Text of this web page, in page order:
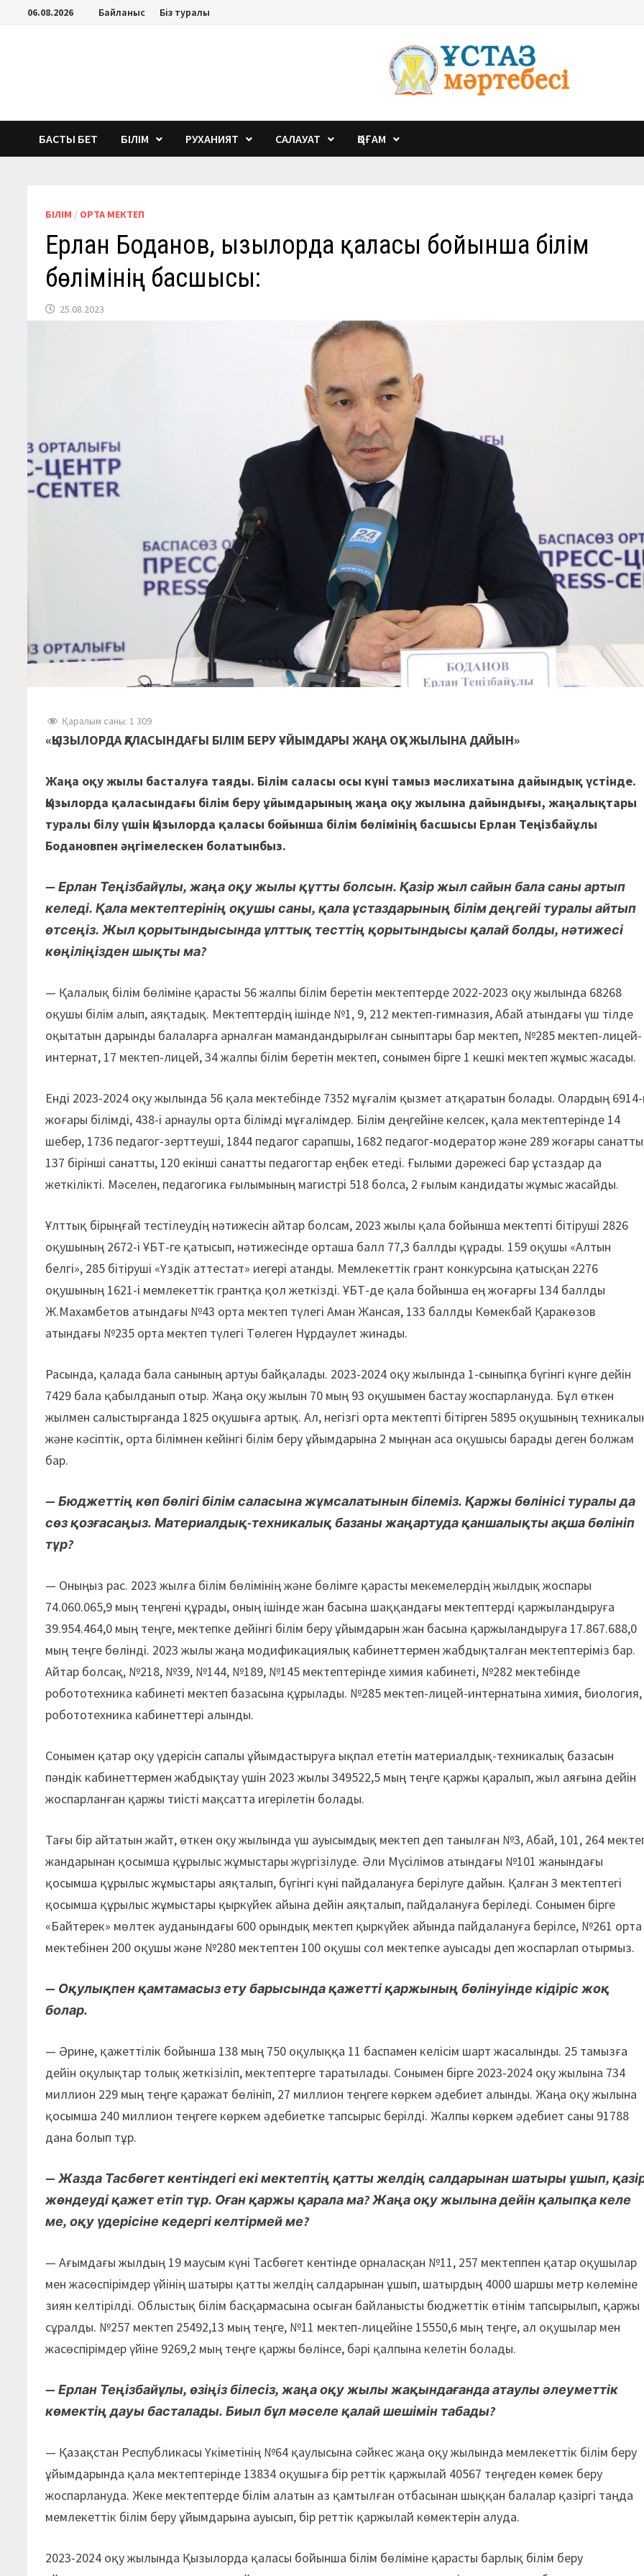
Перейти06.08.2026 Байланыс Біз туралы
БАСТЫ БЕТ БІЛІМ РУХАНИЯТ САЛАУАТ ҚОҒАМ
БІЛІМ / ОРТА МЕКТЕП
Ерлан Боданов, Қызылорда қаласы бойынша білім
бөлімінің басшысы:
25.08.2023
Қаралым саны: 1 309
«ҚЫЗЫЛОРДА ҚАЛАСЫНДАҒЫ БІЛІМ БЕРУ ҰЙЫМДАРЫ ЖАҢА ОҚУ ЖЫЛЫНА ДАЙЫН»
Жаңа оқу жылы басталуға таяды. Білім саласы осы күні тамыз мәслихатына дайындық үстінде.
Қызылорда қаласындағы білім беру ұйымдарының жаңа оқу жылына дайындығы, жаңалықтары
туралы білу үшін Қызылорда қаласы бойынша білім бөлімінің басшысы Ерлан Теңізбайұлы
Бодановпен әңгімелескен болатынбыз.
— Ерлан Теңізбайұлы, жаңа оқу жылы құтты болсын. Қазір жыл сайын бала саны артып
келеді. Қала мектептерінің оқушы саны, қала ұстаздарының білім деңгейі туралы айтып
өтсеңіз. Жыл қорытындысында ұлттық тесттің қорытындысы қалай болды, нәтижесі
көңіліңізден шықты ма?
— Қалалық білім бөліміне қарасты 56 жалпы білім беретін мектептерде 2022-2023 оқу жылында 68268
оқушы білім алып, аяқтадық. Мектептердің ішінде №1, 9, 212 мектеп-гимназия, Абай атындағы үш тілде
оқытатын дарынды балаларға арналған мамандандырылған сыныптары бар мектеп, №285 мектеп-лицей-
интернат, 17 мектеп-лицей, 34 жалпы білім беретін мектеп, сонымен бірге 1 кешкі мектеп жұмыс жасады.
Енді 2023-2024 оқу жылында 56 қала мектебінде 7352 мұғалім қызмет атқаратын болады. Олардың
жоғары білімді, 438-і арнаулы орта білімді мұғалімдер. Білім деңгейіне келсек, қала мектептерінде 14
шебер, 1736 педагог-зерттеуші, 1844 педагог сарапшы, 1682 педагог-модератор және 289 жоғары
137 бірінші санатты, 120 екінші санатты педагогтар еңбек етеді. Ғылыми дәрежесі бар ұстаздар да
жеткілікті. Мәселен, педагогика ғылымының магистрі 518 болса, 2 ғылым кандидаты жұмыс жасайды.
Ұлттық бірыңғай тестілеудің нәтижесін айтар болсам, 2023 жылы қала бойынша мектепті бітіруші 2826
оқушының 2672-і ҰБТ-ге қатысып, нәтижесінде орташа балл 77,3 баллды құрады. 159 оқушы «Алтын
белгі», 285 бітіруші «Үздік аттестат» иегері атанды. Мемлекеттік грант конкурсына қатысқан 2276
оқушының 1621-і мемлекеттік грантқа қол жеткізді. ҰБТ-де қала бойынша ең жоғарғы 134 баллды
Ж.Махамбетов атындағы №43 орта мектеп түлегі Аман Жансая, 133 баллды Көмекбай Қаракөзов
атындағы №235 орта мектеп түлегі Төлеген Нұрдаулет жинады.
Расында, қалада бала санының артуы байқалады. 2023-2024 оқу жылында 1-сыныпқа бүгінгі күнге дейін
7429 бала қабылданып отыр. Жаңа оқу жылын 70 мың 93 оқушымен бастау жоспарлануда. Бұл өткен
жылмен салыстырғанда 1825 оқушыға артық. Ал, негізгі орта мектепті бітірген 5895 оқушының
және кәсіптік, орта білімнен кейінгі білім беру ұйымдарына 2 мыңнан аса оқушысы барады деген болжам
бар.
— Бюджеттің көп бөлігі білім саласына жұмсалатынын білеміз. Қаржы бөлінісі туралы да
сөз қозғасаңыз. Материалдық-техникалық базаны жаңартуда қаншалықты ақша бөлініп
тұр?
— Оныңыз рас. 2023 жылға білім бөлімінің және бөлімге қарасты мекемелердің жылдық жоспары
74.060.065,9 мың теңгені құрады, оның ішінде жан басына шаққандағы мектептерді қаржыландыруға
39.954.464,0 мың теңге, мектепке дейінгі білім беру ұйымдарын жан басына қаржыландыруға 17.867.688,0
мың теңге бөлінді. 2023 жылы жаңа модификациялық кабинеттермен жабдықталған мектептеріміз бар.
Айтар болсақ, №218, №39, №144, №189, №145 мектептерінде химия кабинеті, №282 мектебінде
робототехника кабинеті мектеп базасына құрылады. №285 мектеп-лицей-интернатына химия, биология,
робототехника кабинеттері алынды.
Сонымен қатар оқу үдерісін сапалы ұйымдастыруға ықпал ететін материалдық-техникалық базасын
пәндік кабинеттермен жабдықтау үшін 2023 жылы 349522,5 мың теңге қаржы қаралып, жыл аяғына дейін
жоспарланған қаржы тиісті мақсатта игерілетін болады.
Тағы бір айтатын жайт, өткен оқу жылында үш ауысымдық мектеп деп танылған №3, Абай, 101, 264
жандарынан қосымша құрылыс жұмыстары жүргізілуде. Әли Мүсілімов атындағы №101 жанындағы
қосымша құрылыс жұмыстары аяқталып, бүгінгі күні пайдалануға берілуге дайын. Қалған 3 мектептегі
қосымша құрылыс жұмыстары қыркүйек айына дейін аяқталып, пайдалануға беріледі. Сонымен бірге
«Байтерек» мөлтек ауданындағы 600 орындық мектеп қыркүйек айында пайдалануға берілсе, №261 орта
мектебінен 200 оқушы және №280 мектептен 100 оқушы сол мектепке ауысады деп жоспарлап отырмыз.
— Оқулықпен қамтамасыз ету барысында қажетті қаржының бөлінуінде кідіріс жоқ
болар.
— Әрине, қажеттілік бойынша 138 мың 750 оқулыққа 11 баспамен келісім шарт жасалынды. 25 тамызға
дейін оқулықтар толық жеткізіліп, мектептерге таратылады. Сонымен бірге 2023-2024 оқу жылына 734
миллион 229 мың теңге қаражат бөлініп, 27 миллион теңгеге көркем әдебиет алынды. Жаңа оқу жылына
қосымша 240 миллион теңгеге көркем әдебиетке тапсырыс берілді. Жалпы көркем әдебиет саны 91788
дана болып тұр.
— Жазда Тасбөгет кентіндегі екі мектептің қатты желдің салдарынан шатыры ұшып,
жөндеуді қажет етіп тұр. Оған қаржы қарала ма? Жаңа оқу жылына дейін қалыпқа келе
ме, оқу үдерісіне кедергі келтірмей ме?
— Ағымдағы жылдың 19 маусым күні Тасбөгет кентінде орналасқан №11, 257 мектеппен қатар оқушылар
мен жасөспірімдер үйінің шатыры қатты желдің салдарынан ұшып, шатырдың 4000 шаршы метр көлеміне
зиян келтірілді. Облыстық білім басқармасына осыған байланысты бюджеттік өтінім тапсырылып, қаржы
сұралды. №257 мектеп 25492,13 мың теңге, №11 мектеп-лицейіне 15550,6 мың теңге, ал оқушылар мен
жасөспірімдер үйіне 9269,2 мың теңге қаржы бөлінсе, бәрі қалпына келетін болады.
— Ерлан Теңізбайұлы, өзіңіз білесіз, жаңа оқу жылы жақындағанда атаулы әлеу­меттік
көмектің дауы баста­лады. Биыл бұл мәселе қалай шешімін табады?
— Қазақстан Республикасы Үкіметінің №64 қаулысына сәйкес жаңа оқу жылында мемлекеттік білім беру
ұйымдарында қала мектептерінде 13834 оқушыға бір реттік қаржылай 40567 теңгеден көмек беру
жоспарлануда. Жеке мектептерде білім алатын аз қамтылған отбасынан шыққан балалар қазіргі таңда
мемлекеттік білім беру ұйымдарына ауысып, бір реттік қаржылай көмектерін алуда.
2023-2024 оқу жылында Қызылорда қаласы бойынша білім бөліміне қарасты барлық білім беру